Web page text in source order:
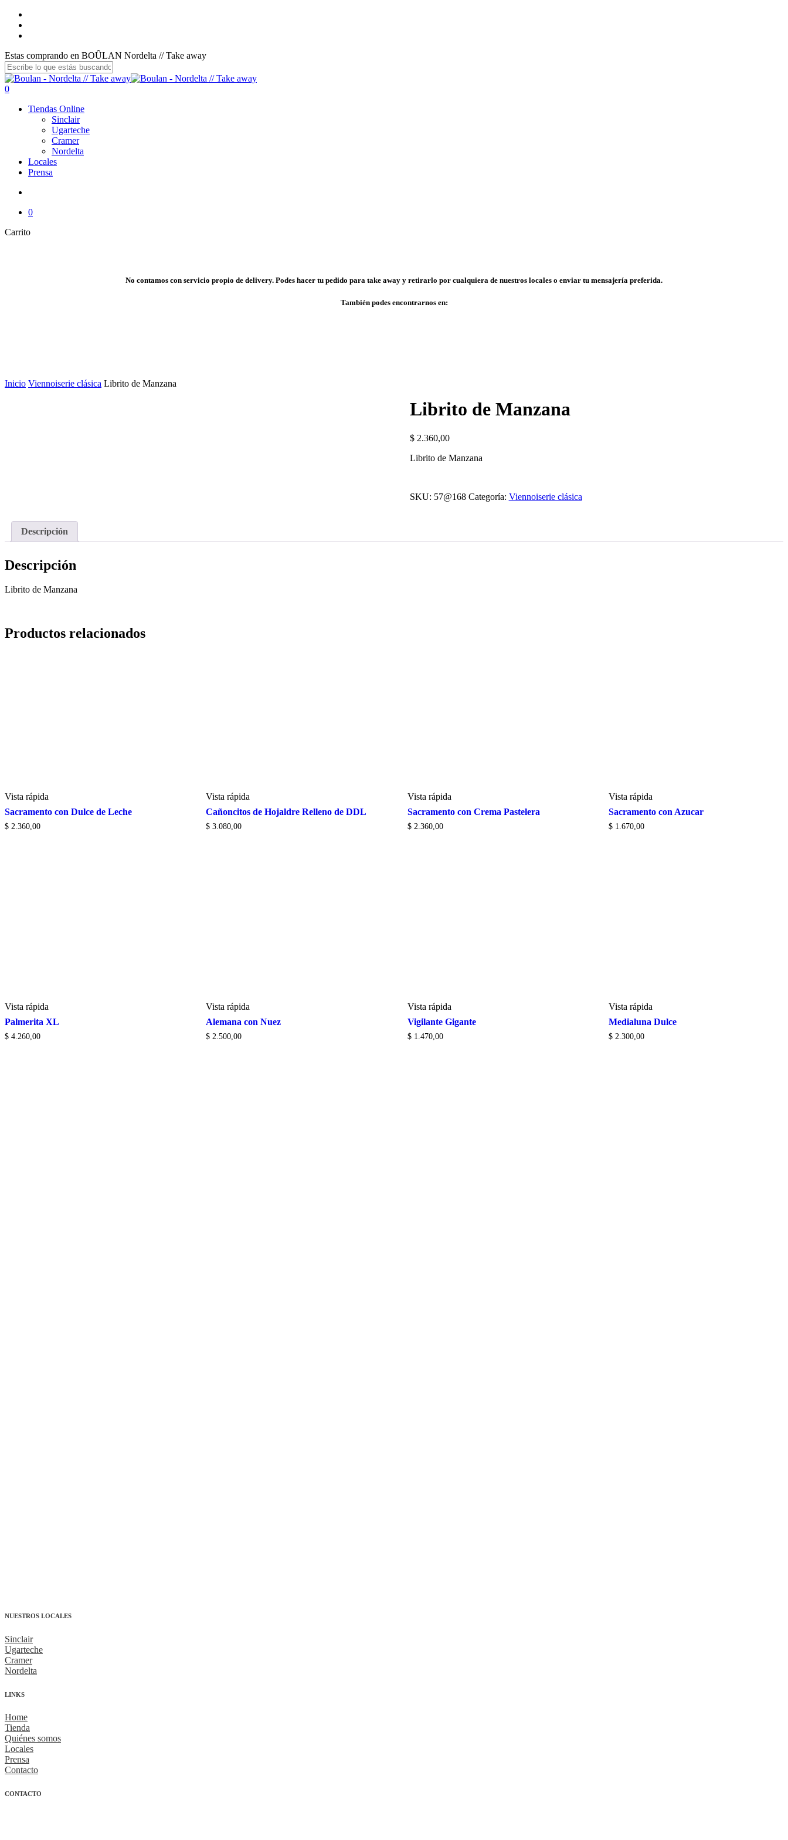
Skip
main
Estas comprando en BOÛLAN Nordelta // Take away
Close
Search
search
0
Tiendas Online
Sinclair
Ugarteche
Cramer
Nordelta
Locales
Prensa
0
CarritoCerrar
No contamos con servicio propio de delivery. Podes hacer tu pedido para take away y retirarlo por cualquiera de nuestros locales o enviar tu mensajería preferida.
También podes encontrarnos en:
Inicio Viennoiserie clásica Librito de Manzana
Librito de Manzana
$2.360,00
Librito de Manzana
SKU: 57@168 Categoría: Viennoiserie clásica
Descripción
Descripción
Librito de Manzana
Productos relacionados
Vista rápida
Sacramento con Dulce de Leche
$ 2.360,00
Vista rápida
Cañoncitos de Hojaldre Relleno de DDL
$ 3.080,00
Vista rápida
Sacramento con Crema Pastelera
$2.360,00
Vista rápida
Sacramento con Azucar
$1.670,00
Vista rápida
Palmerita XL
$ 4.260,00
Vista rápida
Alemana con Nuez
$ 2.500,00
Vista rápida
Vigilante Gigante
$1.470,00
Vista rápida
Medialuna Dulce
$2.300,00
NUESTROS LOCALES
Sinclair
Ugarteche
Cramer
Nordelta
LINKS
Home
Tienda
Quiénes somos
Locales
Prensa
Contacto
CONTACTO